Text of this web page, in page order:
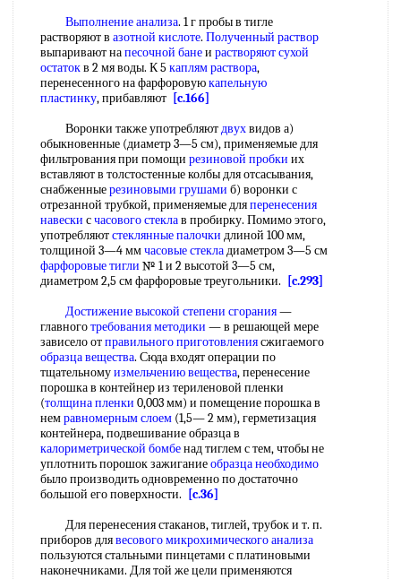
Выполнение анализа. 1 г пробы в тигле
растворяют в азотной кислоте. Полученный раствор
выпаривают напесочной банеи растворяют сухой
остатокв 2 мя воды. К 5 каплям раствора,
перенесенного на фарфоровуюкапельную
пластинку, прибавляют [c.166]
Воронки также употребляютдвухвидов а)
обыкновенные (диаметр 3—5 см), применяемые для
фильтрования при помощи резиновой пробки их
вставляют в толстостенные колбы для отсасывания,
снабженныерезиновыми грушами б) воронки с
отрезанной трубкой, применяемые дляперенесения
навески счасового стеклав пробирку. Помимо этого,
употребляютстеклянные палочки длиной 100 мм,
толщиной 3—4 ммчасовые стекладиаметром 3—5 см
фарфоровые тигли № 1 и 2 высотой 3—5 см,
диаметром 2,5 см фарфоровые треугольники.
[c.293]
Достижение высокой степени сгорания—
главноготребования методики — в решающей мере
зависело отправильного приготовлениясжигаемого
образца вещества. Сюда входят операции по
тщательномуизмельчению вещества, перенесение
порошка в контейнер из териленовой пленки
(толщина пленки 0,003 мм) и помещение порошка в
немравномерным слоем (1,5— 2 мм), герметизация
контейнера, подвешивание образца в
калориметрической бомбенад тиглем с тем, чтобы не
уплотнить порошок зажиганиеобразца необходимо
было производить одновременно по достаточно
большой его поверхности.
[c.36]
Для перенесения стаканов, тиглей, трубок и т. п.
приборов длявесового микрохимического анализа
пользуются стальными пинцетами с платиновыми
наконечниками. Для той же цели применяются